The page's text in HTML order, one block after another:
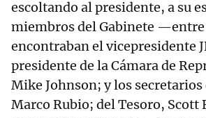
escoltando al presidente, a su
miembros del Gabinete —entre
encontraban el vicepresidente
presidente de la Cámara de
Mike Johnson; y los secretarios
Marco Rubio; del Tesoro, Scott